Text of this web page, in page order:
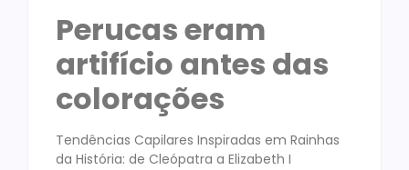
Perucas eram
artifício antes das
colorações
Tendências Capilares Inspiradas em Rainhas
da História: de Cleópatra a Elizabeth I